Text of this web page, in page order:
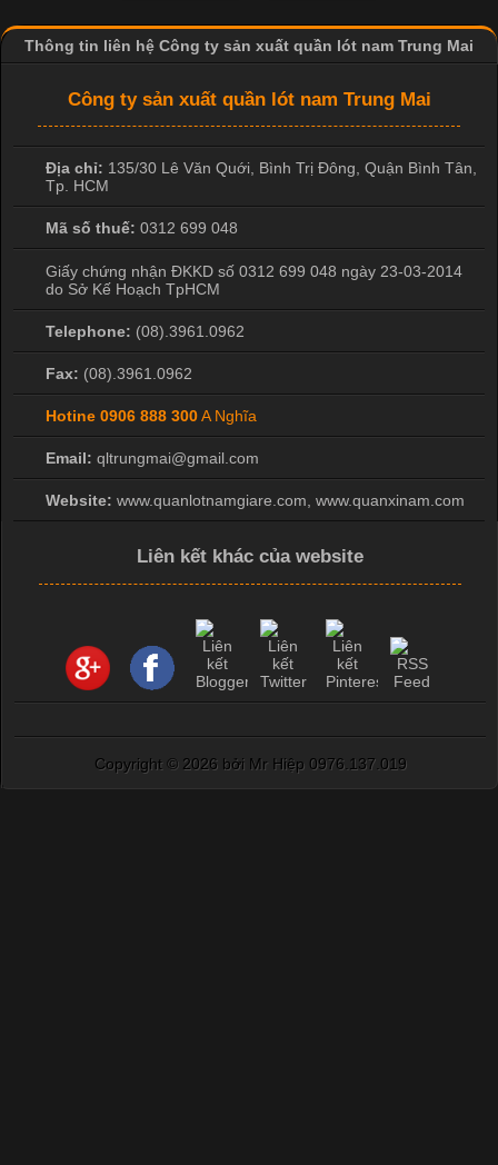
Thông tin liên hệ Công ty sản xuất quần lót nam Trung Mai
Công ty sản xuất quần lót nam Trung Mai
Địa chỉ: 135/30 Lê Văn Quới, Bình Trị Đông, Quận Bình Tân,
Tp. HCM
Mã số thuế: 0312 699 048
Giấy chứng nhận ĐKKD số 0312 699 048 ngày 23-03-2014
do Sở Kế Hoạch TpHCM
Telephone: (08).3961.0962
Fax: (08).3961.0962
Hotine 0906 888 300A Nghĩa
Email: qltrungmai@gmail.com
Website: www.quanlotnamgiare.com, www.quanxinam.com
Liên kết khác của website
Copyright © 2026 bởi Mr Hiệp 0976.137.019